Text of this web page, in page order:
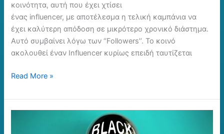
κοινότητα, αυτή που έχει χτίσει
ένας influencer, με αποτέλεσμα η τελική καμπάνια να
έχει καλύτερη απόδοση σε μικρότερο χρονικό διάστημα.
Αυτό συμβαίνει λόγω των ‘’Followers’’. Το κοινό
ακολουθεί έναν Influencer κυρίως επειδή ταυτίζεται
Read More »